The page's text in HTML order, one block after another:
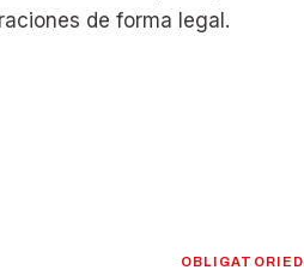
de forma legal.